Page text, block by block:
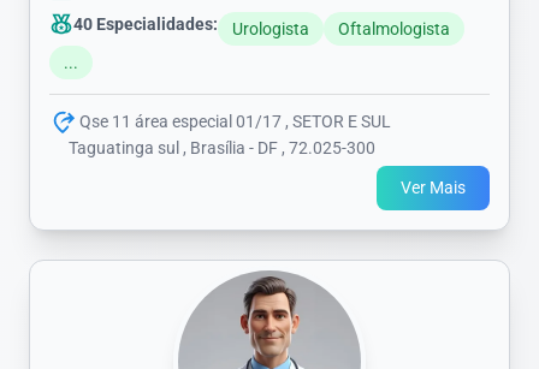
40 Especialidades:
Urologista
Oftalmologista
...
Qse 11 área especial 01/17 , SETOR E SUL
Taguatinga sul , Brasília - DF , 72.025-300
Ver Mais